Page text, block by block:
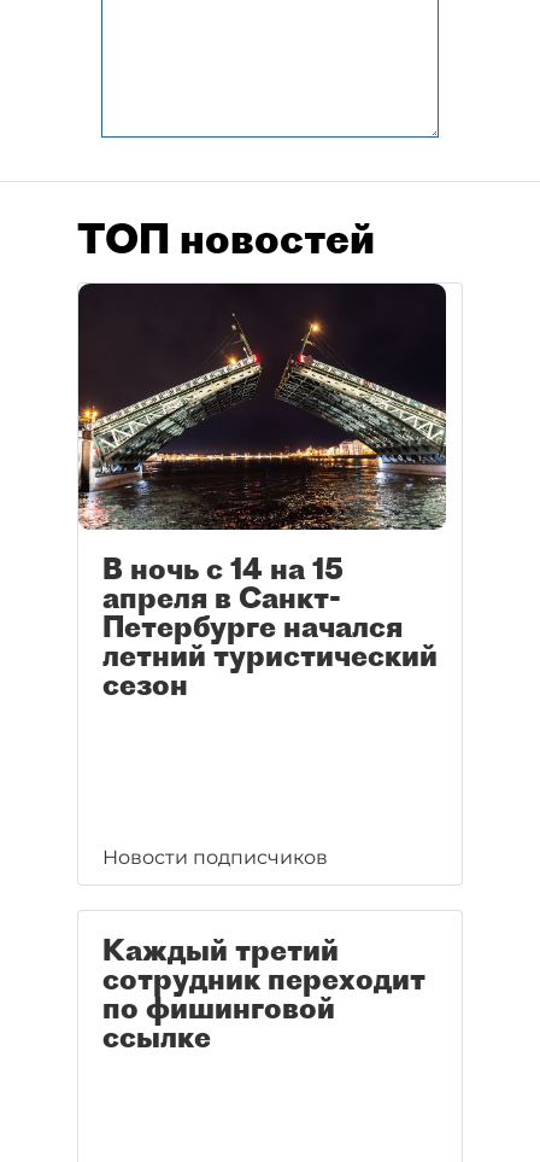
ТОП новостей
В ночь с 14 на 15
апреля в Санкт-
Петербурге начался
летний туристический
сезон
Новости подписчиков
Каждый третий
сотрудник переходит
по фишинговой
ссылке